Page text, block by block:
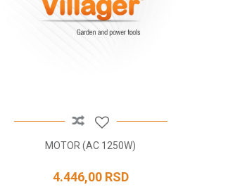
MOTOR (AC 1250W)
4.446,00 RSD